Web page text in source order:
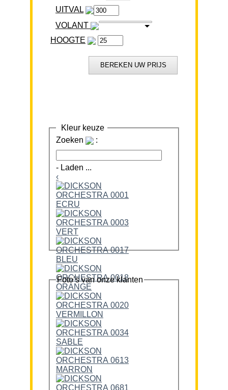
VOLANT
HOOGTE
Kleur keuze
Zoeken
:
- Laden ...
‹
Foto’s van onze klanten